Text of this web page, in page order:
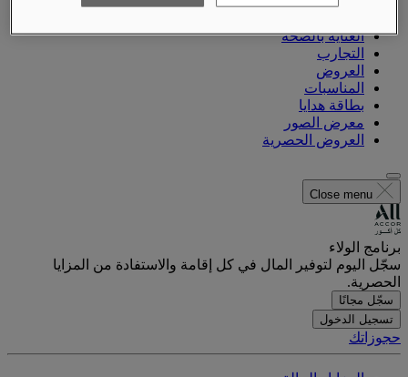
العناية بالصحة
التجارب
العروض
المناسبات
بطاقة هدايا
معرض الصور
العروض الحصرية
Close menu
برنامج الولاء
سجّل اليوم لتوفير المال في كل إقامة والاستفادة من المزايا
الحصرية.
سجّل مجانًا
تسجيل الدخول
حجوزاتك